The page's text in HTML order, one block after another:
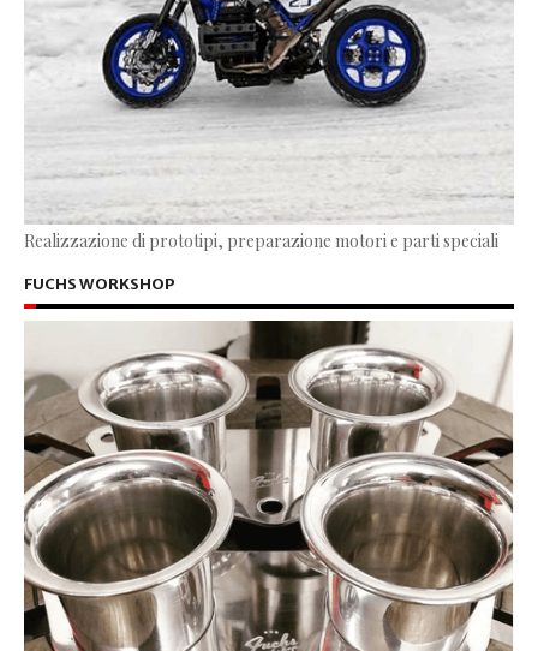
Realizzazione di prototipi, preparazione motori e parti speciali
FUCHS WORKSHOP